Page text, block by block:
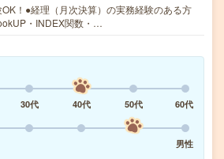
！●経理（月次決算）の実務経験のある方
・INDEX関数・…
30代 40代 50代
60代
男性